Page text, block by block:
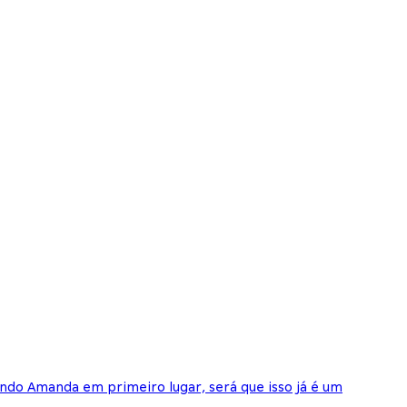
Amanda em primeiro lugar, será que isso já é um